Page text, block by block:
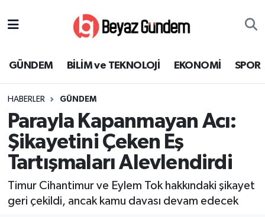
GÜNDEM BİLİM ve TEKNOLOJİ EKONOMİ SPOR
HABERLER GÜNDEM
Parayla Kapanmayan Acı:
Şikayetini Çeken Eş
Tartışmaları Alevlendirdi
Timur Cihantimur ve Eylem Tok hakkındaki şikayet
geri çekildi, ancak kamu davası devam edecek
EKONOMİ
SAĞLIK
EĞİTİM
Süper Lig Puan Durumu ve Fikstür
Tüm Manşetler
Son Dakika Haberleri
Haber Arşivi